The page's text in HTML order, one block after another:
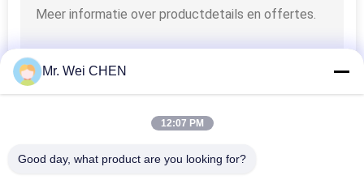
Mr. Wei CHEN
12:07 PM
Good day, what product are you looking for?